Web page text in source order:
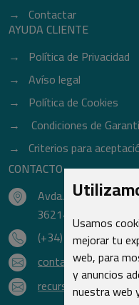
Usamos
mejorar tu
web, para
y anuncios
nuestra web
Contactar
AYUDA CLIENTE
Política de Privacidad
Avíso legal
Política de Cookies
Condiciones de
Criterios para
CONTACTO
Avda. do Freixo -
36214 Vigo -
(+34) 986 48 16 33
contacto@qsr.es